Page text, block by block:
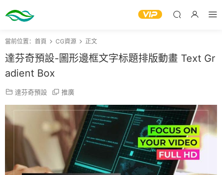
當前位置： 首頁 CG資源 正文
達芬奇預設-圖形邊框文字标題排版動畫 Text Gr
adient Box
達芬奇預設 推廣